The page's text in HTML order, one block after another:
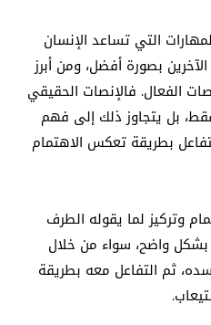
التي تساعد الإنسان
بصورة أفضل، ومن أبرز
الفعال. فالإنصات الحقيقي
بل يتجاوز ذلك إلى فهم
بطريقة تعكس الاهتمام
وتركيز لما يقوله الطرف
بشكل واضح، سواء من خلال
ثم التفاعل معه بطريقة